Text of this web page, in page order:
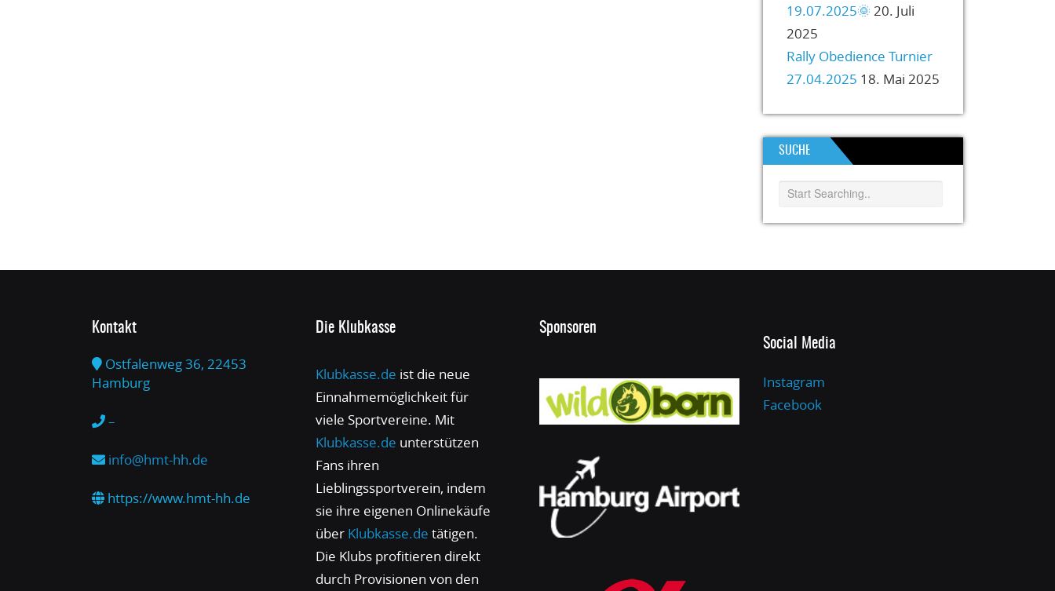
19.07.2025🌞 20. Juli
2025
Rally Obedience Turnier
27.04.2025 18. Mai 2025
SUCHE
Kontakt
Ostfalenweg 36, 22453
Hamburg
–
info@hmt-hh.de
https://www.hmt-hh.de
Die Klubkasse
Klubkasse.de ist die neue
Einnahmemöglichkeit für
viele Sportvereine. Mit
Klubkasse.de unterstützen
Fans ihren
Lieblingssportverein, indem
sie ihre eigenen Onlinekäufe
über Klubkasse.de tätigen.
Die Klubs profitieren direkt
durch Provisionen von den
Sponsoren
Social Media
Instagram
Facebook